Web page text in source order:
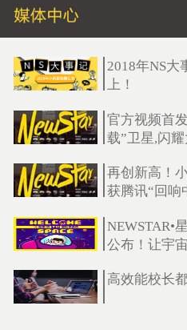
2018年NS大
上！
官方视频首
载”卫星,闪
再创新高！
获腾讯“回响
NEWSTAR•
公布！让宇
高效能校长